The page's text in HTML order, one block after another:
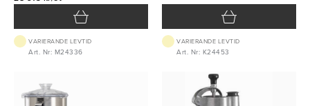
VARIERANDE LEVTID
Art. Nr: M24336
VARIERANDE LEVTID
Art. Nr: K24453